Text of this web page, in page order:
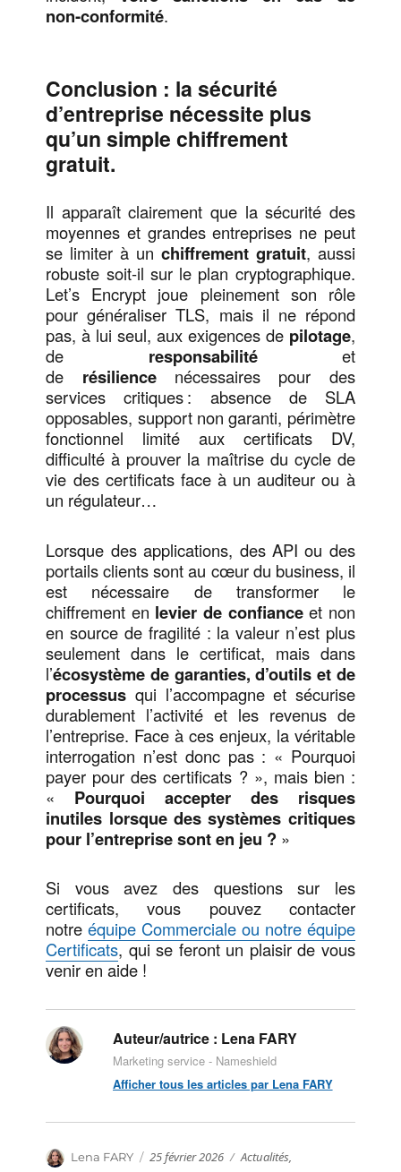
non‑conformité.
Conclusion : la sécurité
d’entreprise nécessite plus
qu’un simple chiffrement
gratuit.
Il apparaît clairement que la sécurité des
moyennes et grandes entreprises ne peut
se limiter à un chiffrement gratuit, aussi
robuste soit-il sur le plan cryptographique.
Let’s Encrypt joue pleinement son rôle
pour généraliser TLS, mais il ne répond
pas, à lui seul, aux exigences de pilotage,
de responsabilitéet
de résiliencenécessaires pour des
services critiques : absence de SLA
opposables, support non garanti, périmètre
fonctionnel limité aux certificats DV,
difficulté à prouver la maîtrise du cycle de
vie des certificats face à un auditeur ou à
un régulateur…
Lorsque des applications, des API ou des
portails clients sont au cœur du business, il
est nécessaire de transformer le
chiffrement en levier de confianceet non
en source de fragilité : la valeur n’est plus
seulement dans le certificat, mais dans
l’écosystème de garanties, d’outils et de
processus qui l’accompagne et sécurise
durablement l’activité et les revenus de
l’entreprise. Face à ces enjeux, la véritable
interrogation n’est donc pas : « Pourquoi
payer pour des certificats ? », mais bien :
« Pourquoi accepter des risques
inutiles lorsque des systèmes critiques
pour l’entreprise sont en jeu ? »
Si vous avez des questions sur les
certificats, vous pouvez contacter
notreéquipe Commerciale ou notre équipe
Certificats, qui se feront un plaisir de vous
venir en aide !
Auteur/autrice : Lena FARY
Marketing service - Nameshield
Afficher tous les articles par Lena FARY
Auteur
Lena FARY Publié
le
25 février 2026 Catégories
Actualités,